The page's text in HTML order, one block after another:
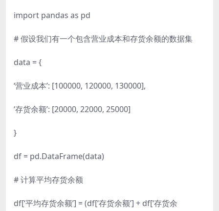
import pandas as pd
# 假设我们有一个包含营业成本和存货余额的数据集
data = {
‘营业成本’: [100000, 120000, 130000],
‘存货余额’: [20000, 22000, 25000]
}
df = pd.DataFrame(data)
# 计算平均存货余额
df[‘平均存货余额’] = (df[‘存货余额’] + df[‘存货余